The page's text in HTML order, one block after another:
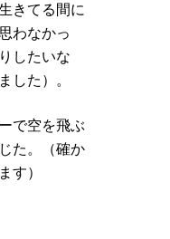
きてる間に
わなかっ
したいな
した）。
で空を飛ぶ
た。（確か
す）